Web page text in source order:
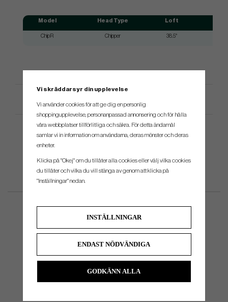
Model Head Type Loft
ChipR Chipper 38.5°
Vi skräddarsyr din upplevelse
Vi använder cookies för att ge dig en personlig
shoppingupplevelse, personanpassad annonsering och för hålla
våra webbplatser tillförlitliga och säkra. För detta ändamål
samlar vi in information om användarna, deras mönster och deras
enheter.
Klicka på "Okej" om du tillåter alla cookies eller välj vilka cookies
du tillåter och vilka du vill stänga av genom att klicka på
"Inställningar" nedan.
INSTÄLLNINGAR
ENDAST NÖDVÄNDIGA
GODKÄNN ALLA